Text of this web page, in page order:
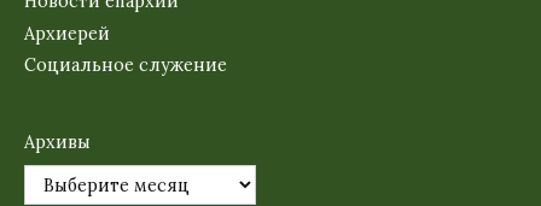
Архиерей
Социальное служение
Архивы